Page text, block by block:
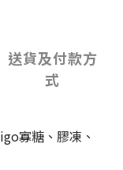
送貨及付款方
式
寡糖、膠凍、